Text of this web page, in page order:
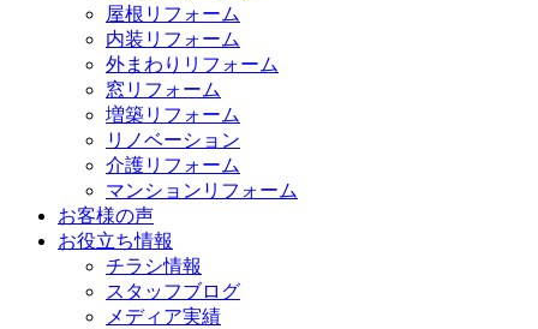
屋根リフォーム
内装リフォーム
外まわりリフォーム
窓リフォーム
増築リフォーム
リノベーション
介護リフォーム
マンションリフォーム
お客様の声
お役立ち情報
チラシ情報
スタッフブログ
メディア実績